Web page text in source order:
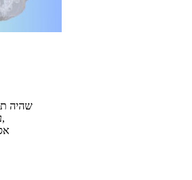
שהיה
עשוי תחרה של שמלות כלה,